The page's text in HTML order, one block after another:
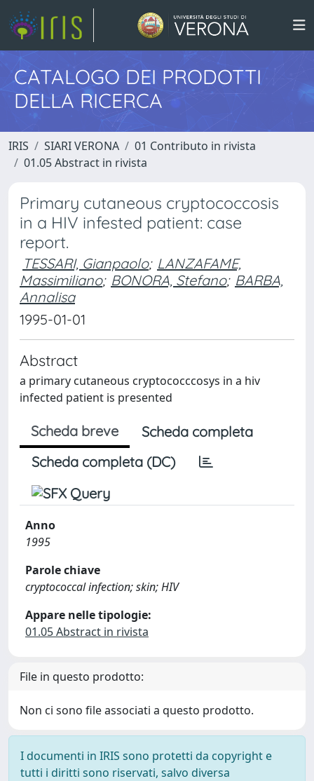
CATALOGO DEI PRODOTTI
DELLA RICERCA
IRIS SIARI VERONA
01 Contributo in rivista
01.05 Abstract in rivista
Primary cutaneous cryptococcosis
in a HIV infested patient: case
report.
TESSARI, Gianpaolo; LANZAFAME,
Massimiliano; BONORA, Stefano; BARBA,
Annalisa
1995-01-01
Abstract
a primary cutaneous cryptococccosys in a hiv
infected patient is presented
Scheda breve
Scheda completa
Scheda completa (DC)
Anno
1995
Parole chiave
cryptococcal infection; skin; HIV
Appare nelle tipologie:
01.05 Abstract in rivista
File in questo prodotto:
Non ci sono file associati a questo prodotto.
I documenti in IRIS sono protetti da copyright e
tutti i diritti sono riservati, salvo diversa